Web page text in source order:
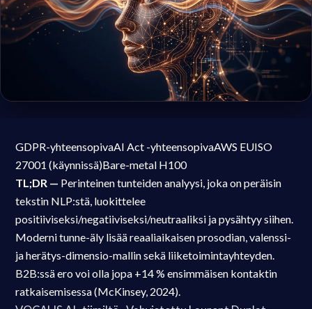
GDPR-yhteensopivaAI Act -yhteensopivaAWS EUISO
27001 (käynnissä)Bare-metal H100
TL;DR — Perinteinen tunteiden analyysi, joka on peräisin
tekstin NLP:stä, luokittelee
positiiviseksi/negatiiviseksi/neutraaliksi ja pysähtyy siihen.
Moderni tunne-äly lisää reaaliaikaisen prosodian, valenssi-
ja herätys-dimensio-mallin sekä liiketoimintayhteyden.
B2B:ssä ero voi olla jopa +14 % ensimmäisen kontaktin
ratkaisemisessa (McKinsey, 2024).